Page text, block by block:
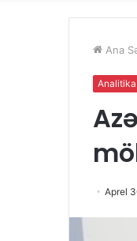
Ana
Analitika
Aprel